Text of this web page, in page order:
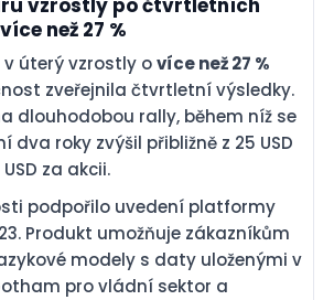
vzrostly po čtvrtletních
než 27 %
úterý vzrostly ovíce než 27 %
zveřejnila čtvrtletní výsledky.
dlouhodobou rally, během níž se
dva roky zvýšil přibližně z 25 USD
za akcii.
podpořilo uvedení platformy
Produkt umožňuje zákazníkům
modely s daty uloženými v
pro vládní sektor a